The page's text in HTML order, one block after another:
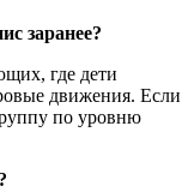
заранее?
где дети
движения. Если
по уровню